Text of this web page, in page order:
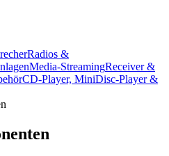
Radios &
Media-StreamingReceiver &
CD-Player, MiniDisc-Player &